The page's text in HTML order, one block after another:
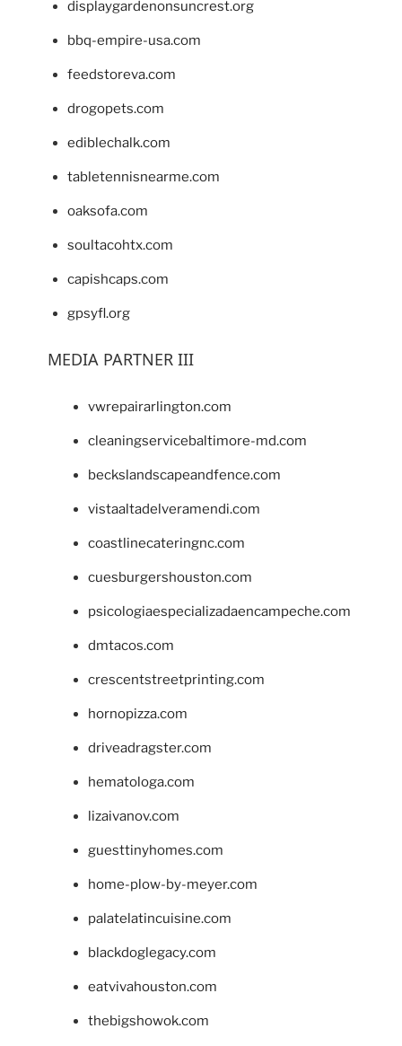
displaygardenonsuncrest.org
bbq-empire-usa.com
feedstoreva.com
drogopets.com
ediblechalk.com
tabletennisnearme.com
oaksofa.com
soultacohtx.com
capishcaps.com
gpsyfl.org
MEDIA PARTNER III
vwrepairarlington.com
cleaningservicebaltimore-md.com
beckslandscapeandfence.com
vistaaltadelveramendi.com
coastlinecateringnc.com
cuesburgershouston.com
psicologiaespecializadaencampeche.com
dmtacos.com
crescentstreetprinting.com
hornopizza.com
driveadragster.com
hematologa.com
lizaivanov.com
guesttinyhomes.com
home-plow-by-meyer.com
palatelatincuisine.com
blackdoglegacy.com
eatvivahouston.com
thebigshowok.com